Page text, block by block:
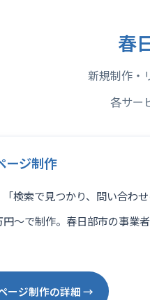
春
新規制作・
各サー
ージ制作
検索で見つかり、問い合わ
円〜で制作。春日部市の事業
ージ制作の詳細 →